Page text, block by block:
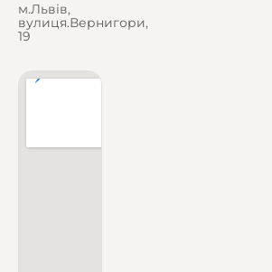
м.Львів,
вулиця.Вернигори,
19